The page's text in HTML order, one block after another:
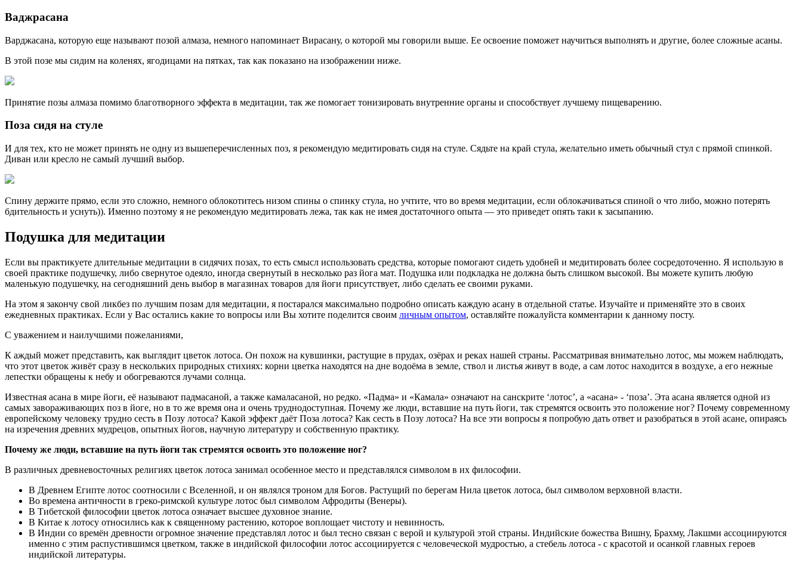
Ваджрасана
Варджасана, которую еще называют позой алмаза, немного напоминает Вирасану, о которой мы говорили выше. Ее освоение поможет научиться выполнять и другие, более сложные асаны.
В этой позе мы сидим на коленях, ягодицами на пятках, так как показано на изображении ниже.
Принятие позы алмаза помимо благотворного эффекта в медитации, так же помогает тонизировать внутренние органы и способствует лучшему пищеварению.
Поза сидя на стуле
И для тех, кто не может принять не одну из вышеперечисленных поз, я рекомендую медитировать сидя на стуле. Сядьте на край стула, желательно иметь обычный стул с прямой спинкой.
Диван или кресло не самый лучший выбор.
Спину держите прямо, если это сложно, немного облокотитесь низом спины о спинку стула, но учтите, что во время медитации, если облокачиваться спиной о что либо, можно потерять
бдительность и уснуть)). Именно поэтому я не рекомендую медитировать лежа, так как не имея достаточного опыта — это приведет опять таки к засыпанию.
Подушка для медитации
Если вы практикуете длительные медитации в сидячих позах, то есть смысл использовать средства, которые помогают сидеть удобней и медитировать более сосредоточенно. Я использую в
своей практике подушечку, либо свернутое одеяло, иногда свернутый в несколько раз йога мат. Подушка или подкладка не должна быть слишком высокой. Вы можете купить любую
маленькую подушечку, на сегодняшний день выбор в магазинах товаров для йоги присутствует, либо сделать ее своими руками.
На этом я закончу свой ликбез по лучшим позам для медитации, я постарался максимально подробно описать каждую асану в отдельной статье. Изучайте и применяйте это в своих
ежедневных практиках. Если у Вас остались какие то вопросы или Вы хотите поделится своим личным опытом, оставляйте пожалуйста комментарии к данному посту.
С уважением и наилучшими пожеланиями,
К аждый может представить, как выглядит цветок лотоса. Он похож на кувшинки, растущие в прудах, озёрах и реках нашей страны. Рассматривая внимательно лотос, мы можем наблюдать,
что этот цветок живёт сразу в нескольких природных стихиях: корни цветка находятся на дне водоёма в земле, ствол и листья живут в воде, а сам лотос находится в воздухе, а его нежные
лепестки обращены к небу и обогреваются лучами солнца.
Известная асана в мире йоги, её называют падмасаной, а также камаласаной, но редко. «Падма» и «Камала» означают на санскрите ‘лотос’, а «асана» - ‘поза’. Эта асана является одной из
самых завораживающих поз в йоге, но в то же время она и очень труднодоступная. Почему же люди, вставшие на путь йоги, так стремятся освоить это положение ног? Почему современному
европейскому человеку трудно сесть в Позу лотоса? Какой эффект даёт Поза лотоса? Как сесть в Позу лотоса? На все эти вопросы я попробую дать ответ и разобраться в этой асане, опираясь
на изречения древних мудрецов, опытных йогов, научную литературу и собственную практику.
Почему же люди, вставшие на путь йоги так стремятся освоить это положение ног?
В различных древневосточных религиях цветок лотоса занимал особенное место и представлялся символом в их философии.
В Древнем Египте лотос соотносили с Вселенной, и он являлся троном для Богов. Растущий по берегам Нила цветок лотоса, был символом верховной власти.
Во времена античности в греко-римской культуре лотос был символом Афродиты (Венеры).
В Тибетской философии цветок лотоса означает высшее духовное знание.
В Китае к лотосу относились как к священному растению, которое воплощает чистоту и невинность.
В Индии со времён древности огромное значение представлял лотос и был тесно связан с верой и культурой этой страны. Индийские божества Вишну, Брахму, Лакшми ассоциируются
именно с этим распустившимся цветком, также в индийской философии лотос ассоциируется с человеческой мудростью, а стебель лотоса - с красотой и осанкой главных героев
индийской литературы.